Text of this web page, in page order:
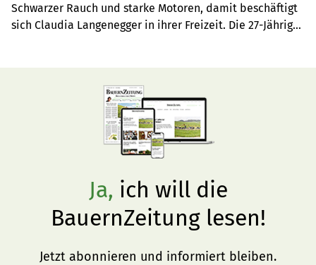
Schwarzer Rauch und starke Motoren, damit beschäftigt
sich Claudia Langenegger in ihrer Freizeit. Die 27-Jährige
Ja, ich will die
BauernZeitung lesen!
Jetzt abonnieren und informiert bleiben.